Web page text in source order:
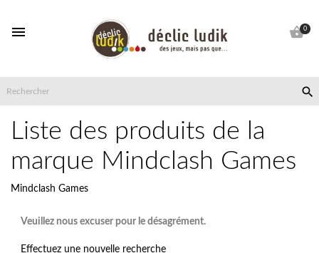
 0

Liste des produits de la
marque Mindclash Games
Mindclash Games
Veuillez nous excuser pour le désagrément.
Effectuez une nouvelle recherche